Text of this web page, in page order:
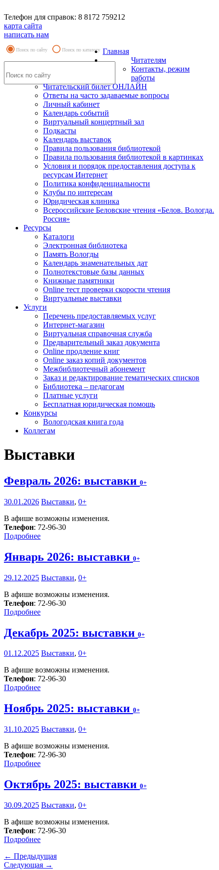
Телефон для справок: 8 8172 759212
карта сайта
написать нам
Поиск по сайту Поиск по каталогу Главная
Читателям
Контакты, режим
работы
Читательский билет ОНЛАЙН
Ответы на часто задаваемые вопросы
Личный кабинет
Календарь событий
Виртуальный концертный зал
Подкасты
Календарь выставок
Правила пользования библиотекой
Правила пользования библиотекой в картинках
Условия и порядок предоставления доступа к
ресурсам Интернет
Политика конфиденциальности
Клубы по интересам
Юридическая клиника
Всероссийские Беловские чтения «Белов. Вологда.
Россия»
Ресурсы
Каталоги
Электронная библиотека
Память Вологды
Календарь знаменательных дат
Полнотекстовые базы данных
Книжные памятники
Online тест проверки скорости чтения
Виртуальные выставки
Услуги
Перечень предоставляемых услуг
Интернет-магазин
Виртуальная справочная служба
Предварительный заказ документа
Online продление книг
Online заказ копий документов
Межбиблиотечный абонемент
Заказ и редактирование тематических списков
Библиотека – педагогам
Платные услуги
Бесплатная юридическая помощь
Конкурсы
Вологодская книга года
Коллегам
Выставки
Февраль 2026: выставки 0+
30.01.2026 Выставки, 0+
В афише возможны изменения.
Телефон: 72-96-30
Подробнее
Январь 2026: выставки 0+
29.12.2025 Выставки, 0+
В афише возможны изменения.
Телефон: 72-96-30
Подробнее
Декабрь 2025: выставки 0+
01.12.2025 Выставки, 0+
В афише возможны изменения.
Телефон: 72-96-30
Подробнее
Ноябрь 2025: выставки 0+
31.10.2025 Выставки, 0+
В афише возможны изменения.
Телефон: 72-96-30
Подробнее
Октябрь 2025: выставки 0+
30.09.2025 Выставки, 0+
В афише возможны изменения.
Телефон: 72-96-30
Подробнее
← Предыдущая
Следующая →